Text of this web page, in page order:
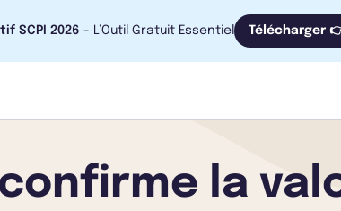
SCPI 2026 - L’Outil Gratuit Essentiel Télécharger
confirme la